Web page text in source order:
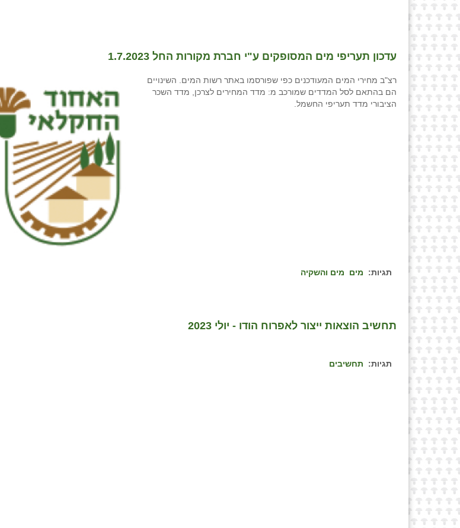
עדכון תעריפי מים המסופקים ע"י חברת מקורות החל 1.7.2023
רצ"ב מחירי המים המעודכנים כפי שפורסמו באתר רשות המים. השינויים
הם בהתאם לסל המדדים שמורכב מ: מדד המחירים לצרכן, מדד השכר
הציבורי מדד תעריפי החשמל.
תגיות: מים מים והשקיה
תחשיב הוצאות ייצור לאפרוח הודו - יולי 2023
תגיות: תחשיבים